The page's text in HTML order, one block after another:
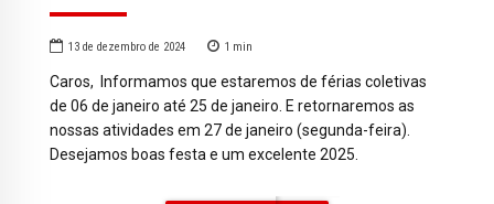
13 de dezembro de 2024 1 min
Caros, Informamos que estaremos de férias coletivas
de 06 de janeiro até 25 de janeiro. E retornaremos as
nossas atividades em 27 de janeiro (segunda-feira).
Desejamos boas festa e um excelente 2025.